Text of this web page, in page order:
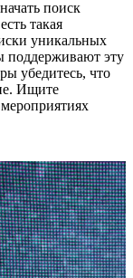
поиск
такая
уникальных
поддерживают эту
убедитесь, что
Ищите